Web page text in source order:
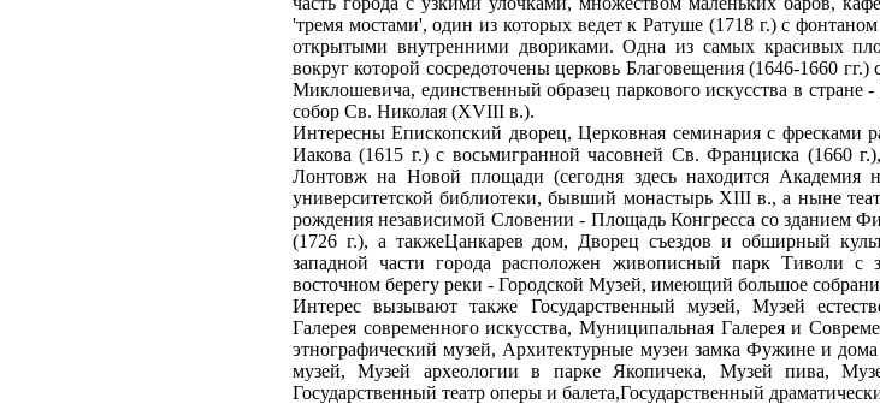
'тремя мостами', один из которых ведет к Ратуше (1718 г.) с
открытыми внутренними двориками. Одна из самых красивых
вокруг которой сосредоточены церковь Благовещения (1646-1660
Миклошевича, единственный образец паркового искусства в
собор Св. Николая (XVIII в.).
Интересны Епископский дворец, Церковная семинария с фресками
Иакова (1615 г.) с восьмигранной часовней Св. Франциска (1660
Лонтовж на Новой площади (сегодня здесь находится Академия
университетской библиотеки, бывший монастырь XIII в., а ныне
рождения независимой Словении - Площадь Конгресса со зданием
(1726 г.), а такжеЦанкарев дом, Дворец съездов и обширный
западной части города расположен живописный парк Тиволи с
восточном берегу реки - Городской Музей, имеющий большое
Интерес вызывают также Государственный музей, Музей
Галерея современного искусства, Муниципальная Галерея и
этнографический музей, Архитектурные музеи замка Фужине и
музей, Музей археологии в парке Якопичека, Музей пива,
Государственный театр оперы и балета,Государственный